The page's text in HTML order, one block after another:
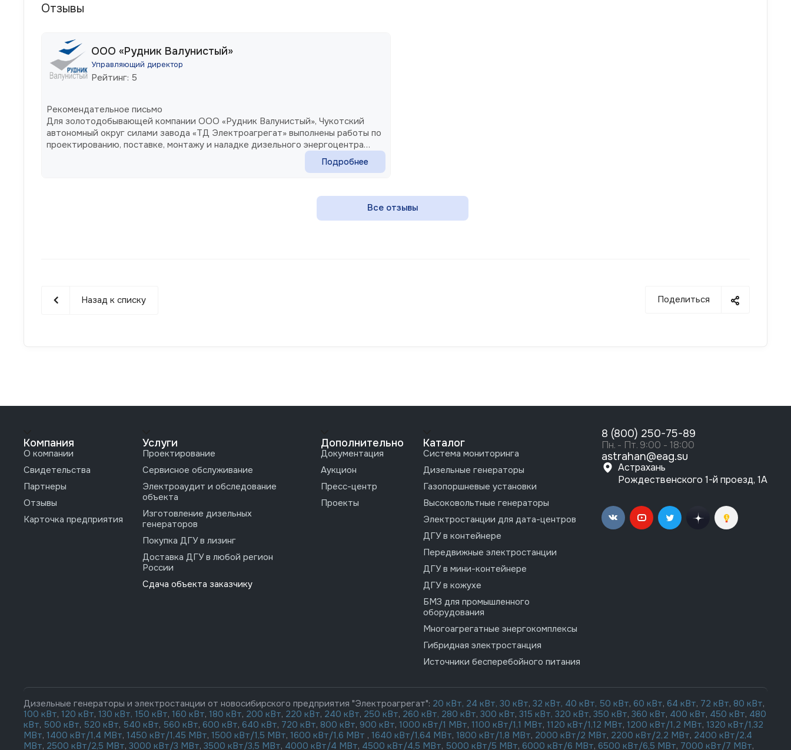
Отзывы
ООО «Рудник Валунистый»
Управляющий директор
Рейтинг: 5
Рекомендательное письмо
Для золотодобывающей компании ООО «Рудник Валунистый», Чукотский
автономный округ силами завода «ТД Электроагрегат» выполнены работы по
проектированию, поставке, монтажу и наладке дизельного энергоцентра
мощностью 5МВт напряжением 6.3кВ производства АО «Электроагрегат»
Подробнее
Все отзывы
Поделиться
Назад к списку
Компания
О компании
Свидетельства
Партнеры
Отзывы
Карточка предприятия
Услуги
Проектирование
Сервисное обслуживание
Электроаудит и обследование
объекта
Изготовление дизельных
генераторов
Покупка ДГУ в лизинг
Доставка ДГУ в любой регион
России
Сдача объекта заказчику
Дополнительно
Документация
Аукцион
Пресс-центр
Проекты
Каталог
Система мониторинга
Дизельные генераторы
Газопоршневые установки
Высоковольтные генераторы
Электростанции для дата-центров
ДГУ в контейнере
Передвижные электростанции
ДГУ в мини-контейнере
ДГУ в кожухе
БМЗ для промышленного
оборудования
Многоагрегатные энергокомплексы
Гибридная электростанция
Источники бесперебойного питания
8 (800) 250-75-89
Пн. - Пт. 9:00 - 18:00
astrahan@eag.su
Астрахань
Рождественского 1-й проезд, 1А
Дизельные генераторы и электростанции от новосибирского предприятия "Электроагрегат": 20 кВт, 24 кВт, 30 кВт, 32 кВт, 40 кВт, 50 кВт, 60 кВт, 64 кВт, 72 кВт, 80 кВт,
100 кВт, 120 кВт, 130 кВт, 150 кВт, 160 кВт, 180 кВт, 200 кВт, 220 кВт, 240 кВт, 250 кВт, 260 кВт, 280 кВт, 300 кВт, 315 кВт, 320 кВт, 350 кВт, 360 кВт, 400 кВт, 450 кВт, 480
кВт, 500 кВт, 520 кВт, 540 кВт, 560 кВт, 600 кВт, 640 кВт, 720 кВт, 800 кВт, 900 кВт, 1000 кВт/1 МВт, 1100 кВт/1,1 МВт, 1120 кВт/1,12 МВт, 1200 кВт/1,2 МВт, 1320 кВт/1,32
МВт, 1400 кВт/1,4 МВт, 1450 кВт/1,45 МВт, 1500 кВт/1,5 МВт, 1600 кВт/1,6 МВт , 1640 кВт/1,64 МВт, 1800 кВт/1,8 МВт, 2000 кВт/2 МВт, 2200 кВт/2,2 МВт, 2400 кВт/2,4
МВт, 2500 кВт/2,5 МВт, 3000 кВт/3 МВт, 3500 кВт/3,5 МВт, 4000 кВт/4 МВт, 4500 кВт/4,5 МВт, 5000 кВт/5 МВт, 6000 кВт/6 МВт, 6500 кВт/6,5 МВт, 7000 кВт/7 МВт,